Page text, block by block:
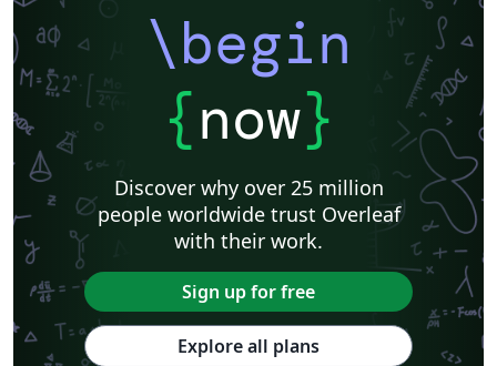
\begin
{now}
Discover why over 25 million
people worldwide trust Overleaf
with their work.
Sign up for free
Explore all plans